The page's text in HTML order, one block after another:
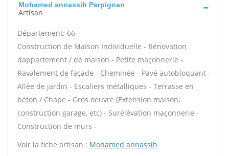
Mohamed annassih Perpignan
Artisan
Département: 66
Construction de Maison Individuelle - Rénovation
dappartement / de maison - Petite maçonnerie -
Ravalement de façade - Cheminée - Pavé autobloquant -
Allée de jardin - Escaliers métalliques - Terrasse en
béton / Chape - Gros oeuvre (Extension maison,
construction garage, etc) - Surélévation maçonnerie -
Construction de murs -
Voir la fiche artisan : Mohamed annassih